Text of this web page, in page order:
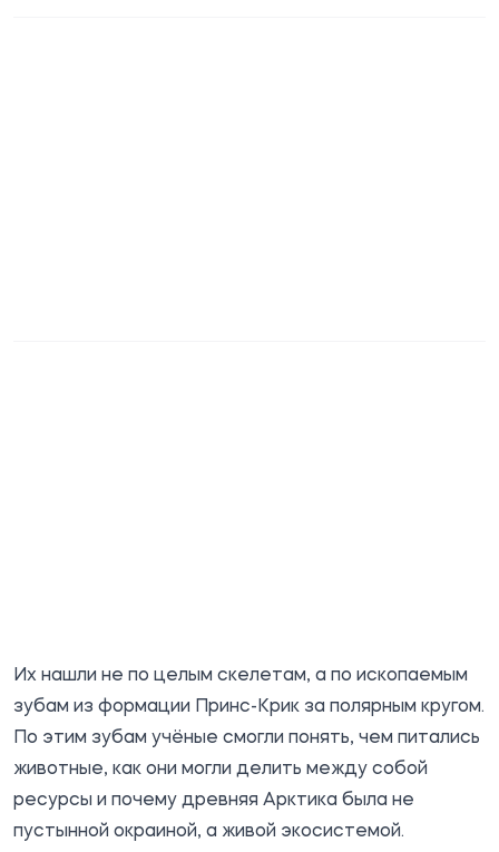
Их нашли не по целым скелетам, а по ископаемым
зубам из формации Принс-Крик за полярным кругом.
По этим зубам учёные смогли понять, чем питались
животные, как они могли делить между собой
ресурсы и почему древняя Арктика была не
пустынной окраиной, а живой экосистемой.